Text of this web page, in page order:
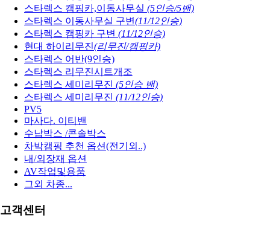
스타렉스 캠핑카,이동사무실 (5인승/5밴)
스타렉스 이동사무실 구변(11/12인승)
스타렉스 캠핑카 구변 (11/12인승)
현대 하이리무진(리무진/캠핑카)
스타렉스 어반(9인승)
스타렉스 리무진시트개조
스타렉스 세미리무진 (5인승 밴)
스타렉스 세미리무진 (11/12인승)
PV5
마사다. 이티밴
수납박스 /콘솔박스
차박캠핑 추천 옵션(전기외..)
내/외장재 옵션
AV작업및용품
그외 차종...
고객센터